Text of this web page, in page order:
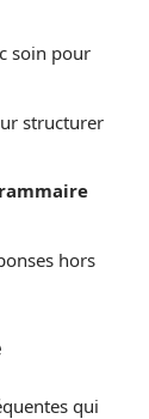
soin pour
structurer
hors
qui